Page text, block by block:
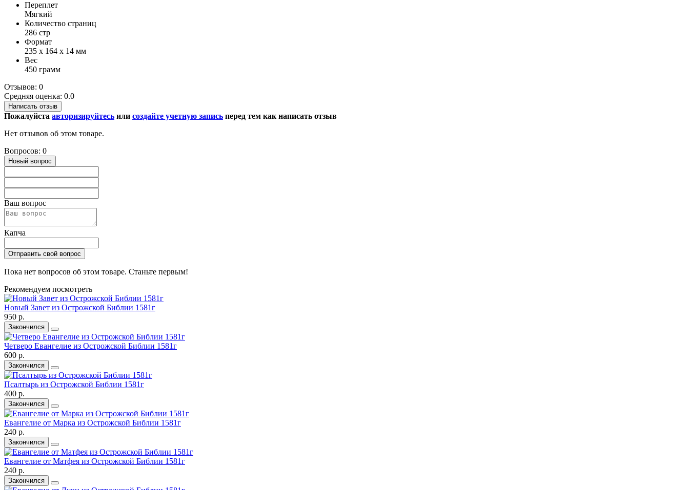
Переплет
Мягкий
Количество страниц
286 стр
Формат
235 х 164 х 14 мм
Вес
450 грамм
Отзывов: 0
Средняя оценка: 0.0
Написать отзыв
Пожалуйста авторизируйтесь или создайте учетную запись перед тем как написать отзыв
Нет отзывов об этом товаре.
Вопросов: 0
Новый вопрос
Ваш вопрос
Капча
Отправить свой вопрос
Пока нет вопросов об этом товаре. Станьте первым!
Рекомендуем посмотреть
Новый Завет из Острожской Библии 1581г
950 р.
Закончился
Четверо Евангелие из Острожской Библии 1581г
600 р.
Закончился
Псалтырь из Острожской Библии 1581г
400 р.
Закончился
Евангелие от Марка из Острожской Библии 1581г
240 р.
Закончился
Евангелие от Матфея из Острожской Библии 1581г
240 р.
Закончился